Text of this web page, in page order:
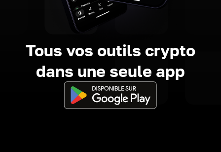
Tous vos outils crypto
dans une seule app